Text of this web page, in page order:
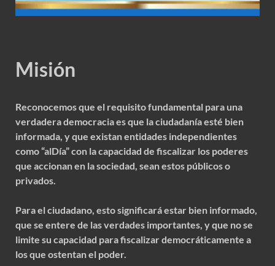
Misión
Reconocemos que el requisito fundamental para una
verdadera democracia es que la ciudadanía esté bien
informada, y que existan entidades independientes
como “alDía” con la capacidad de fiscalizar los poderes
que accionan en la sociedad, sean estos públicos o
privados.
Para el ciudadano, esto significará estar bien informado,
que se entere de las verdades importantes, y que no se
limite su capacidad para fiscalizar democráticamente a
los que ostentan el poder.